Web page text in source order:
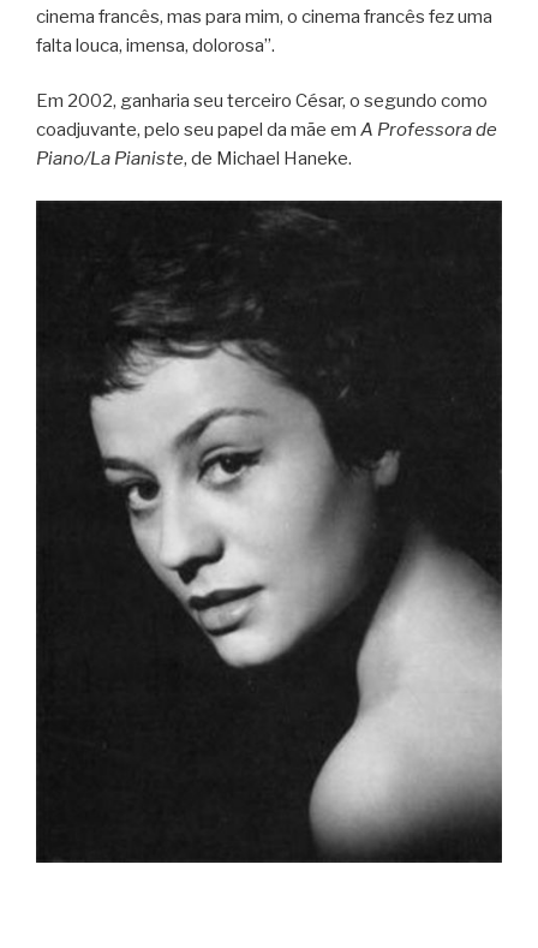
cinema francês, mas para mim, o cinema francês fez uma
falta louca, imensa, dolorosa”.
Em 2002, ganharia seu terceiro César, o segundo como
coadjuvante, pelo seu papel da mãe em A Professora de
Piano/La Pianiste, de Michael Haneke.